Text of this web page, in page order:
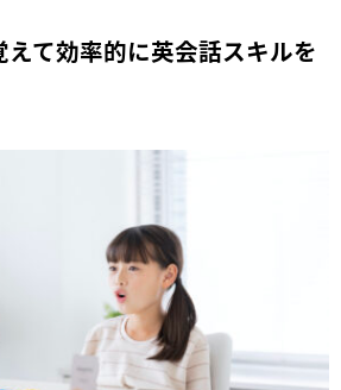
て効率的に英会話スキルを